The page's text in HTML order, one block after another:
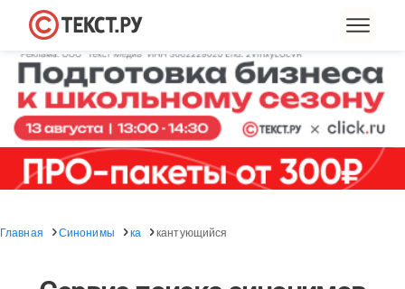
Главная Синонимы ка кантующийся